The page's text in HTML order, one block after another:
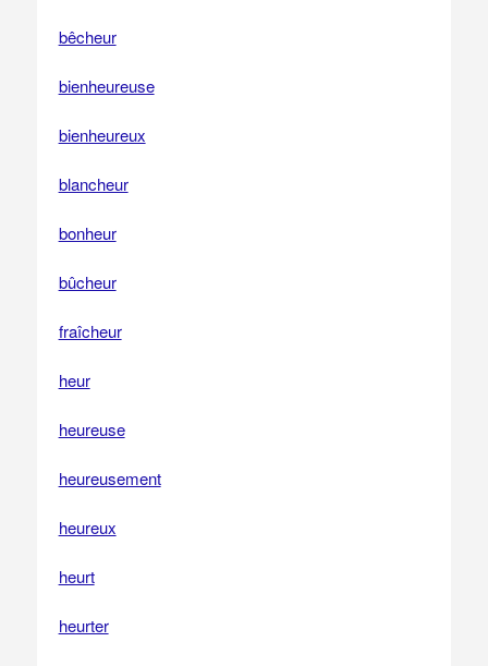
bêcheur
bienheureuse
bienheureux
blancheur
bonheur
bûcheur
fraîcheur
heur
heureuse
heureusement
heureux
heurt
heurter